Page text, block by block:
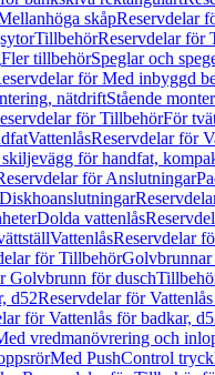
skåpReservdelar
TillbehörReservdelar för
Fler tillbehörSpeglar och
för Med inbyggd
nätdriftStående
för TillbehörFör
VattenlåsReservdelar för
för handfat,
för Anslutningar
Diskhoanslutningar
Dolda vattenlås
VattenlåsReservdelar
för TillbehörGolvbrunnar
Golvbrunn för dusch
d52Reservdelar för
för Vattenlås för badkar,
vredmanövrering och
Med PushControl